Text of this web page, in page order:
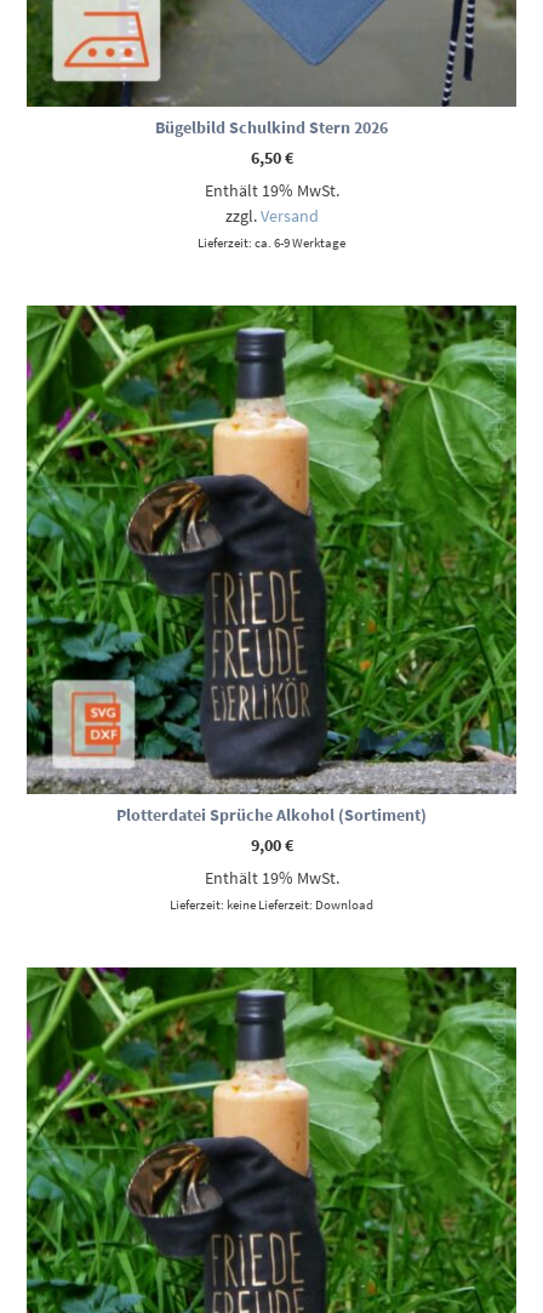
Bügelbild Schulkind Stern 2026
6,50€
Enthält 19% MwSt.
zzgl.Versand
Lieferzeit: ca. 6-9 Werktage
Plotterdatei Sprüche Alkohol (Sortiment)
9,00€
Enthält 19% MwSt.
Lieferzeit: keine Lieferzeit: Download